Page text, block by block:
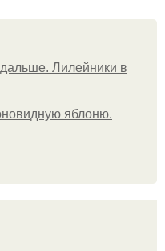
Лилейники в
яблоню.